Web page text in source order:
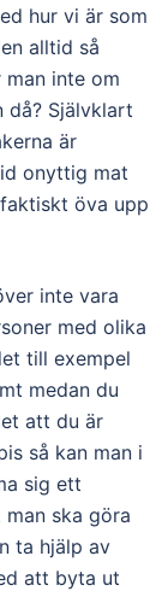
hur vi är som
alltid så
inte om
då? Självklart
är
onyttig mat
öva upp
inte vara
med olika
till exempel
medan du
att du är
så kan man i
sig ett
ska göra
ta hjälp av
att byta ut